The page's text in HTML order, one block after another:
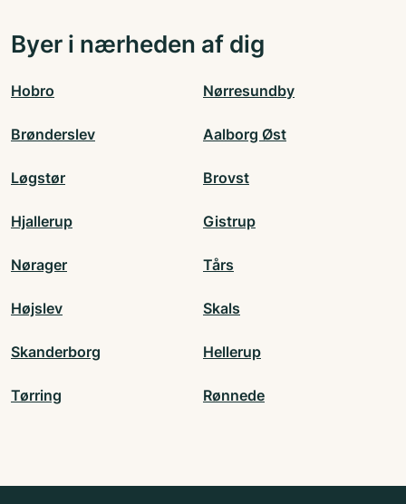
Byer i nærheden af dig
Hobro Nørresundby
Brønderslev Aalborg Øst
Løgstør Brovst
Hjallerup Gistrup
Nørager Tårs
Højslev Skals
Skanderborg Hellerup
Tørring Rønnede